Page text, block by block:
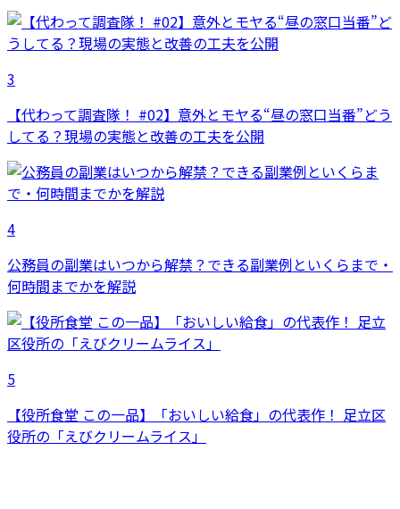
3
【代わって調査隊！ #02】意外とモヤる“昼の窓口当番”どう
してる？現場の実態と改善の工夫を公開
4
公務員の副業はいつから解禁？できる副業例といくらまで・
何時間までかを解説
5
【役所食堂 この一品】「おいしい給食」の代表作！ 足立区
役所の「えびクリームライス」